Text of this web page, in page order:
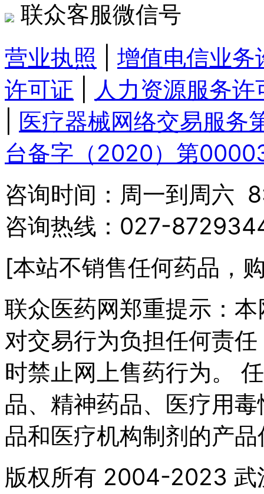
联众客服微信号
营业执照
增值电信业务
许可证
人力资源服务许
医疗器械网络交易服务
台备字（2020）第
咨询时间：周一到周六
咨询热线：027-
[本站不销售任何药品，
联众医药网郑重提示：
对交易行为负担任何责
时禁止网上售药行为。
品、精神药品、医疗用
品和医疗机构制剂的产
版权所有 2004-2023 武